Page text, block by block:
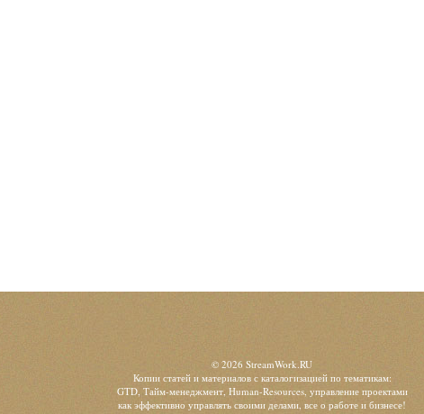
© 2026 StreamWork.RU
Копии статей и материалов с каталогизацией по тематикам:
GTD, Тайм-менеджмент, Human-Resources, управление проектами
как эффективно управлять своими делами, все о работе и бизнесе!